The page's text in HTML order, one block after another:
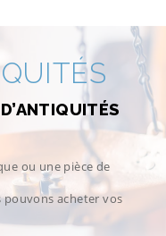
ou une pièce de
pouvons acheter vos